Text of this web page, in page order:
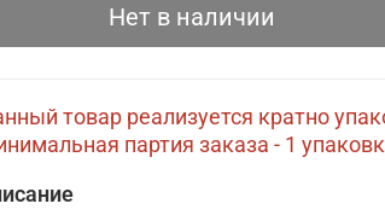
Нет в наличии
товар реализуется кратно
партия заказа - 1